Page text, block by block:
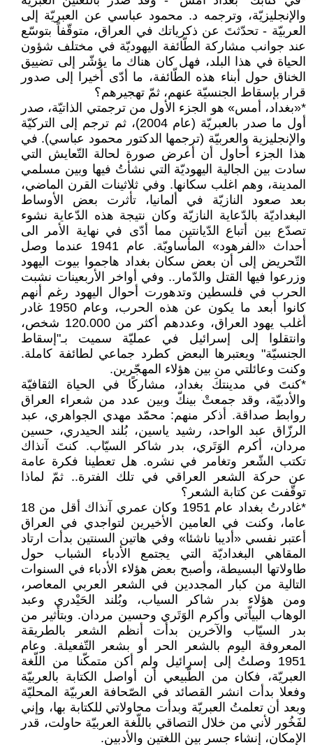
والإنجليزيّة، وترجمه د. محمود عباسي عن العبريّة إلى
العربيّة - تحدّثتَ عن ذكرياتك في العراق، متوقّفاً بتوسّع
عند جوانب مشاركة الطّائفة اليهوديّة في مختلف شؤون
الحياة في هذا البلد، فهل كان هناك ما يؤشّر إلى تضييق
الخناق حول أبناء هذه الطّائفة، ما أدّى أخيرا إلى صدور
قرار بإسقاط الجنسيّة عنهم، ثمّ تهجيرهم؟
*«بغداد، أمس» هو الجزء الأول من ترجمتي الذاتيّة، صدر
أول ما صدر بالعبريّة (عام 2004)، ثم ترجم إلى التركيّة
والإنجليزية والعربيّة (ترجمها الدكتور محمود عباسي). في
هذا الجزء أحاول أن أعرض صورة لحالة التّعايش التي
سادت بين الجالية اليهوديّة التي نشأتُ فيها وبين مسلمي
المدينة، وهم اغلب سكانها. وفي ثلاثينات القرن الماضي،
بعد صعود النازيّة في ألمانيا، تأثرت بعض الأوساط
البغداديّة بالدّعاية النازيّة وكان نتيجة هذه الدّعاية نشوء
تصدّع بين أتباع الدّيانتين مما أدّى في نهاية الأمر الى
أحداث «الفرهود» المأساويّة. عام 1941 عندما وصل
التّحريض إلى أن بعض سكان بغداد هاجموا بيوت اليهود
وزرعوا فيها القتل والدّمار.. وفي أواخر الأربعينات نشبت
الحرب في فلسطين وتدهورت أحوال اليهود رغم أنهم
كانوا أبعد ما يكون عن هذه الحرب، وعام 1950 غادر
أغلب يهود العراق، وعددهم أكثر من 120.000 شخص،
وانتقلوا إلى إسرائيل في عمليّة سميت بـ"إسقاط
الجنسيّة" ويعتبرها البعض كطرد جماعي لطائفة كاملة.
وكنت وعائلتي من بين هؤلاء المهجّرين.
*كنتَ في مدينتكَ بغداد، مشاركًا في الحياة الثقافيّة
والأدبيّة، وقد جمعتْ بينكّ وبين عدد من شعراء العراق
روابط صداقة. أذكر منهم: محمّد مهدي الجواهري، عبد
الرزّاق عبد الواحد، رشيد ياسين، بُلند الحيدري، حسين
مردان، أكرم الوَتَري، بدر شاكر السيّاب. كنتَ آنذاك
تكتب الشّعر وتغامر في نشره. هل تعطينا فكرة عامة
عن حركة الشعر العراقي في تلك الفترة.. ثمّ لماذا
توقّفت عن كتابة الشعر؟
*غادرتُ بغداد عام 1951 وكان عمري آنذاك أقل من 18
عاما، وكنت في العامين الأخيرين لتواجدي في العراق
أعتبر نفسي «أديبا ناشئا» وفي هاتين السنتين بدأت ارتاد
المقاهي البغداديّة التي يجتمع الأدباء الشباب حول
طاولاتها البسيطة، وأصبح بعض هؤلاء الأدباء في السنوات
التالية من كبار المجددين في الشعر العربي المعاصر،
ومن هؤلاء بدر شاكر السياب، وبُلند الحَيْدري وعبد
الوهاب البياّتي وأكرم الوَتَري وحسين مردان. وبتأثير من
بدر السيّاب والآخرين بدأت أنظم الشعر بالطريقة
المعروفة اليوم بالشعر الحر أو بشعر التّفعيلة. وعام
1951 وصلتُ إلى إسرائيل ولم أكن متمكّنا من اللّغة
العبريّة، فكان من الطّبيعي أن أواصل الكتابة بالعربيّة
وفعلا بدأت انشر القصائد في الصّحافة العربيّة المحليّة
وبعد أن تعلمتُ العبريّة وبدأت محاولاتي للكتابة بها، وإني
لفَخُور لأني من خلال التصاقي باللّغة العربيّة حاولت، قدر
الإمكان، إنشاء جسر بين اللغتين والأدبين.